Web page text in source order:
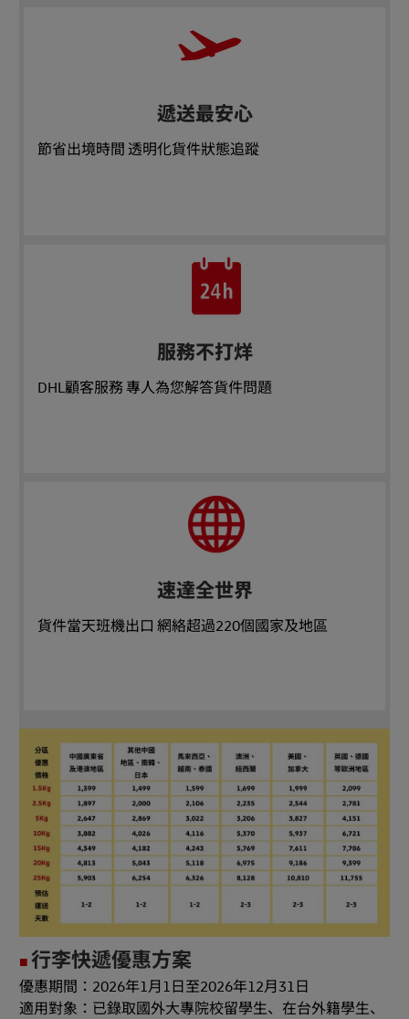
遞送最安心
節省出境時間 透明化貨件狀態追蹤
服務不打烊
DHL顧客服務 專人為您解答貨件問題
速達全世界
貨件當天班機出口 網絡超過220個國家及地區
■ 行李快遞優惠方案
優惠期間：2026年1月1日至2026年12月31日
適用對象：已錄取國外大專院校留學生、在台外籍學生、